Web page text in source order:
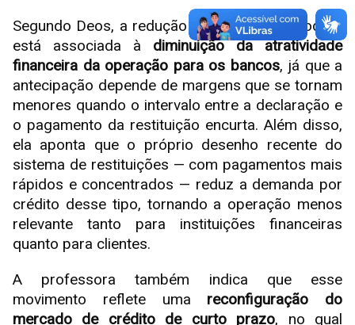
Segundo Deos, a redução desse tipo de produto
está associada à diminuição da atratividade
financeira da operação para os bancos, já que a
antecipação depende de margens que se tornam
menores quando o intervalo entre a declaração e
o pagamento da restituição encurta. Além disso,
ela aponta que o próprio desenho recente do
sistema de restituições — com pagamentos mais
rápidos e concentrados — reduz a demanda por
crédito desse tipo, tornando a operação menos
relevante tanto para instituições financeiras
quanto para clientes.
A professora também indica que esse
movimento reflete uma reconfiguração do
mercado de crédito de curto prazo, no qual